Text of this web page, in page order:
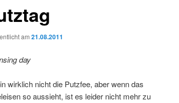
am 21.08.2011
day
wirklich nicht die Putzfee, aber wenn das
so aussieht, ist es leider nicht mehr zu